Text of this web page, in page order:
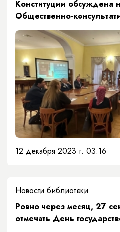
Конституции обсуждена
Общественно-
«Кустук»
12 декабря 2023 г. 03:16
Новости библиотеки
​Ровно через месяц, 27
отмечать День